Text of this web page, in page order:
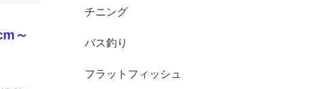
～
チニング
バス釣り
フラットフィッシュ